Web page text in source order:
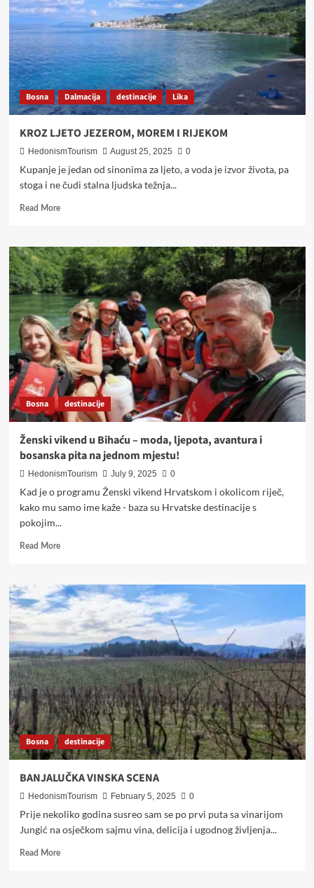
S
OBRONAKA
MAJEVICE
Bosna Dalmacija destinacije Lika
KROZ LJETO JEZEROM, MOREM I RIJEKOM
HedonismTourism August 25, 2025 0
Kupanje je jedan od sinonima za ljeto, a voda je izvor života, pa
stoga i ne čudi stalna ljudska težnja...
Read MoreRead
KROZ
LJETO
JEZEROM,
MOREM
RIJEKOM
Bosna destinacije
Ženski vikend u Bihaću – moda, ljepota, avantura i
bosanska pita na jednom mjestu!
HedonismTourism July 9, 2025 0
Kad je o programu Ženski vikend Hrvatskom i okolicom riječ,
kako mu samo ime kaže - baza su Hrvatske destinacije s
pokojim...
Read MoreRead
Ženski
vikend
u
Bihaću
–
moda,
ljepota,
avantura
bosanska
pita
na
jednom
mjestu!
Bosna destinacije
BANJALUČKA VINSKA SCENA
HedonismTourism February 5, 2025 0
Prije nekoliko godina susreo sam se po prvi puta sa vinarijom
Jungić na osječkom sajmu vina, delicija i ugodnog življenja...
Read MoreRead